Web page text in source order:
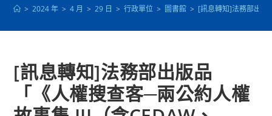
> 2024 年 > 4 月 > 29 日 > 行政單位 > 圖書館 > [訊息轉知]法務部出版
[訊息轉知]法務部出版品
「《人權搜查客─兩公約人權